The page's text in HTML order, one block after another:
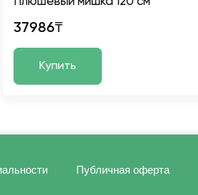
37986₸
Купить
Публичная оферта